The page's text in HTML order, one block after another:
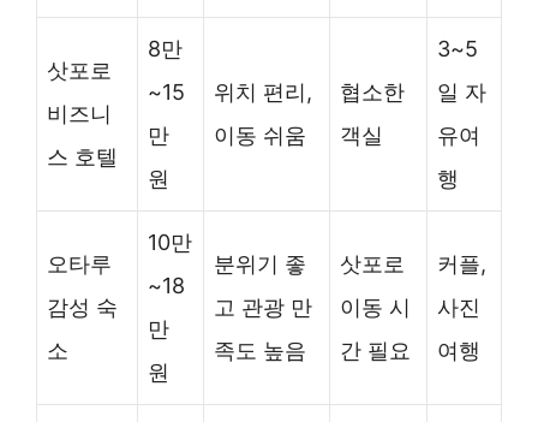
삿포로
비즈니
스 호텔
8만
~15
만
원
위치 편리,
이동 쉬움
협소한
객실
3~5
일 자
유여
행
오타루
감성 숙
소
10만
~18
만
원
분위기 좋
고 관광 만
족도 높음
삿포로
이동 시
간 필요
커플,
사진
여행